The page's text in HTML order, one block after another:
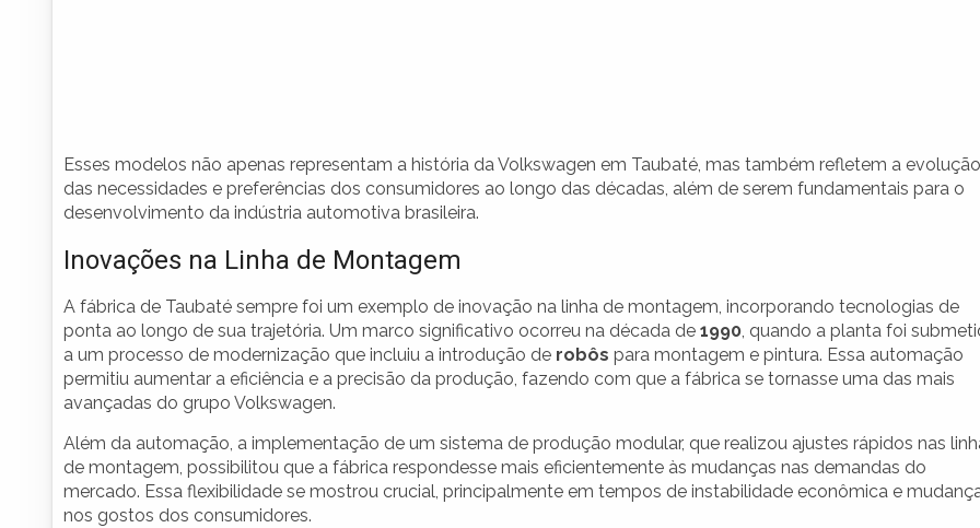
Esses modelos não apenas representam a história da Volkswagen em Taubaté, mas também refletem a evolução
das necessidades e preferências dos consumidores ao longo das décadas, além de serem fundamentais para o
desenvolvimento da indústria automotiva brasileira.
Inovações na Linha de Montagem
A fábrica de Taubaté sempre foi um exemplo de inovação na linha de montagem, incorporando tecnologias de
ponta ao longo de sua trajetória. Um marco significativo ocorreu na década de 1990, quando a planta foi
a um processo de modernização que incluiu a introdução de robôs para montagem e pintura. Essa automação
permitiu aumentar a eficiência e a precisão da produção, fazendo com que a fábrica se tornasse uma das mais
avançadas do grupo Volkswagen.
Além da automação, a implementação de um sistema de produção modular, que realizou ajustes rápidos nas
de montagem, possibilitou que a fábrica respondesse mais eficientemente às mudanças nas demandas do
mercado. Essa flexibilidade se mostrou crucial, principalmente em tempos de instabilidade econômica e
nos gostos dos consumidores.